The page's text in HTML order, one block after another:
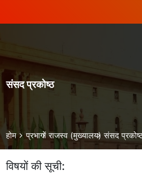
संसद प्रकोष्ठ
Breadcrumb
होम प्रभागों राजस्व (मुख्यालय) संसद
विषयों की सूची: